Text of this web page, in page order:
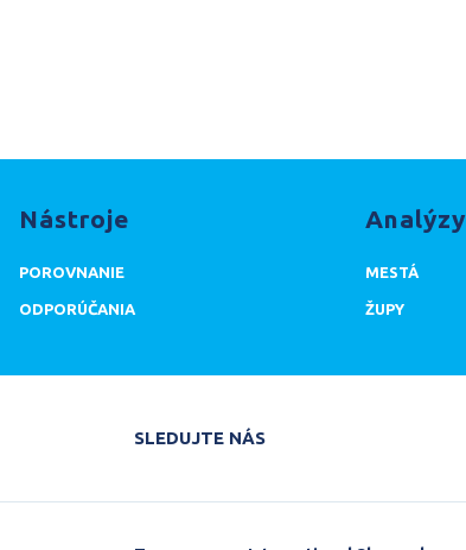
Nástroje
POROVNANIE
ODPORÚČANIA
Analýzy
MESTÁ
ŽUPY
SLEDUJTE NÁS